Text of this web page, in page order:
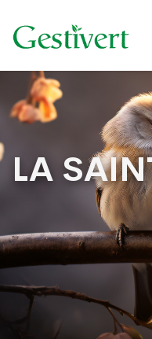
LA